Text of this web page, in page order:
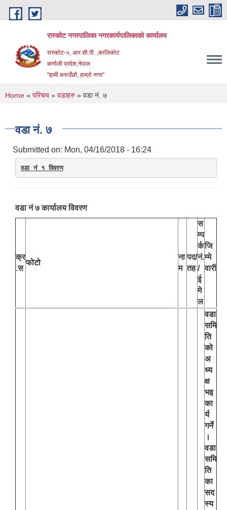
Skip to main content
रास्कोट नगरपालिका नगरकार्यपालिकाको कार्यालय
रास्कोट-५, आर.सी.पी. ,कालिकोट
कर्णाली प्रदेश,नेपाल
"हामी बनाउँछौ, हाम्रो नगर"
You are here
Home » परिचय » वडाहरु » वडा नं. ७
वडा नं. ७
Submitted on: Mon, 04/16/2018 - 16:24
वडा नं १ विवरण
वडा नं ७ कार्यालय विवरण
क्र
.स
फोटो
ना
म
पद/
तह
स
म्प
र्क
नं.
/
ई
मे
ल
जि
म्मे
वारी
वडा
समि
ति
को
अ
ध्य
क्ष
भइ
का
र्य
गर्ने
।
वडा
समि
ति
का
सद
स्य